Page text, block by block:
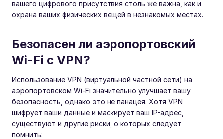
вашего цифрового присутствия столь же важна, как и
охрана ваших физических вещей в незнакомых местах.
Безопасен ли аэропортовский
Wi-Fi с VPN?
Использование VPN (виртуальной частной сети) на
аэропортовском Wi-Fi значительно улучшает вашу
безопасность, однако это не панацея. Хотя VPN
шифрует ваши данные и маскирует ваш IP-адрес,
существуют и другие риски, о которых следует
помнить: